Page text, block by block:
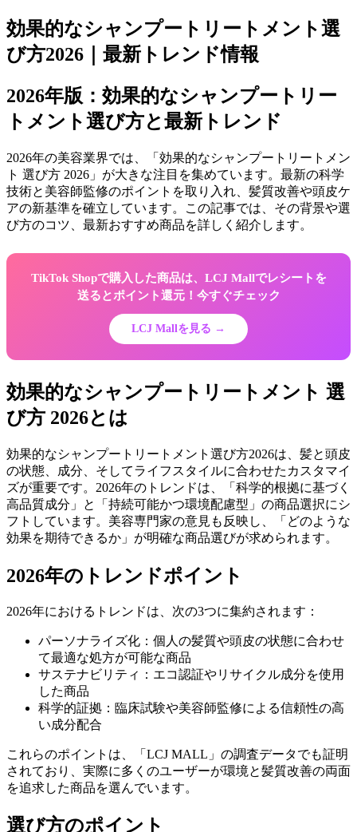
効果的なシャンプートリートメント選
び方2026｜最新トレンド情報
2026年版：効果的なシャンプートリー
トメント選び方と最新トレンド
2026年の美容業界では、「効果的なシャンプートリートメン
ト 選び方 2026」が大きな注目を集めています。最新の科学
技術と美容師監修のポイントを取り入れ、髪質改善や頭皮ケ
アの新基準を確立しています。この記事では、その背景や選
び方のコツ、最新おすすめ商品を詳しく紹介します。
TikTok Shopで購入した商品は、LCJ Mallでレシートを
送るとポイント還元！今すぐチェック
LCJ Mallを見る →
効果的なシャンプートリートメント 選
び方 2026とは
効果的なシャンプートリートメント選び方2026は、髪と頭皮
の状態、成分、そしてライフスタイルに合わせたカスタマイ
ズが重要です。2026年のトレンドは、「科学的根拠に基づく
高品質成分」と「持続可能かつ環境配慮型」の商品選択にシ
フトしています。美容専門家の意見も反映し、「どのような
効果を期待できるか」が明確な商品選びが求められます。
2026年のトレンドポイント
2026年におけるトレンドは、次の3つに集約されます：
パーソナライズ化：個人の髪質や頭皮の状態に合わせ
て最適な処方が可能な商品
サステナビリティ：エコ認証やリサイクル成分を使用
した商品
科学的証拠：臨床試験や美容師監修による信頼性の高
い成分配合
これらのポイントは、「LCJ MALL」の調査データでも証明
されており、実際に多くのユーザーが環境と髪質改善の両面
を追求した商品を選んでいます。
選び方のポイント